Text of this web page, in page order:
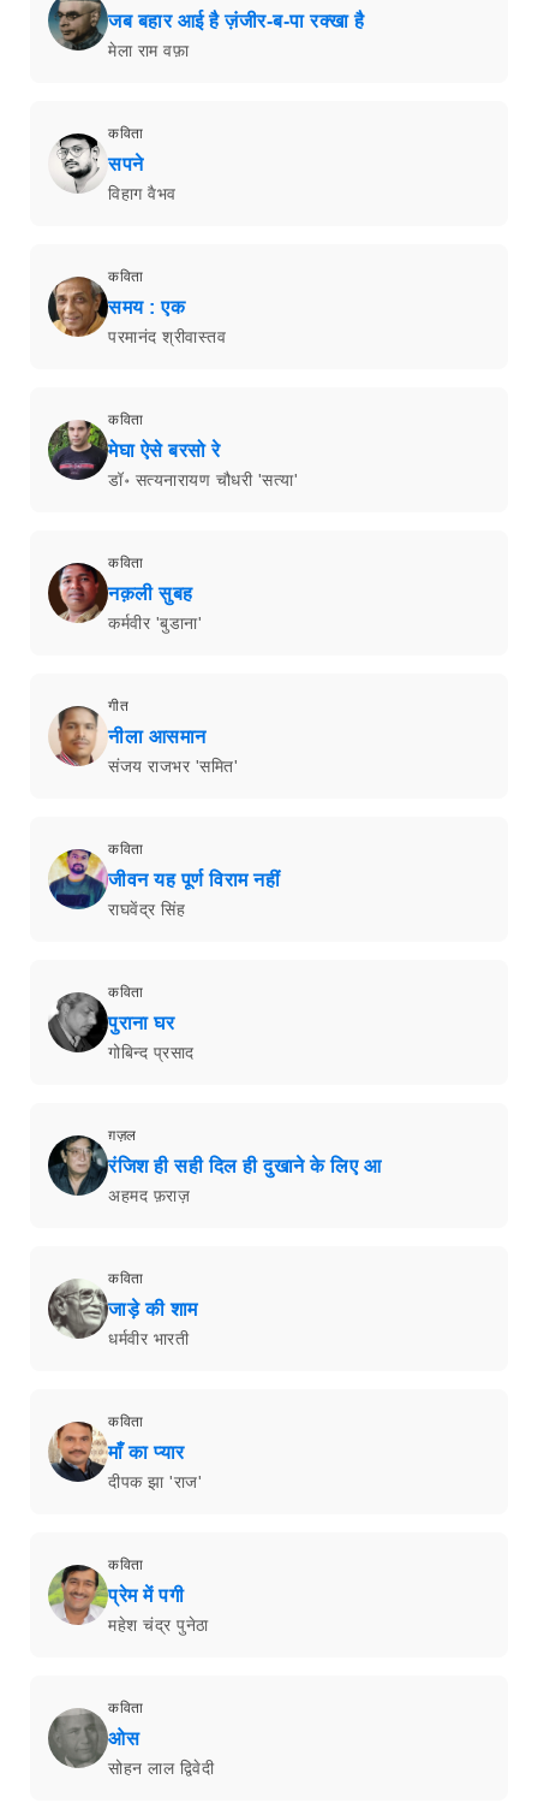
जब बहार आई है ज़ंजीर-ब-पा रक्खा है
मेला राम वफ़ा
कविता
सपने
विहाग वैभव
कविता
समय : एक
परमानंद श्रीवास्तव
कविता
मेघा ऐसे बरसो रे
डॉ॰ सत्यनारायण चौधरी 'सत्या'
कविता
नक़ली सुबह
कर्मवीर 'बुडाना'
गीत
नीला आसमान
संजय राजभर 'समित'
कविता
जीवन यह पूर्ण विराम नहीं
राघवेंद्र सिंह
कविता
पुराना घर
गोबिन्द प्रसाद
ग़ज़ल
रंजिश ही सही दिल ही दुखाने के लिए आ
अहमद फ़राज़
कविता
जाड़े की शाम
धर्मवीर भारती
कविता
माँ का प्यार
दीपक झा 'राज'
कविता
प्रेम में पगी
महेश चंद्र पुनेठा
कविता
ओस
सोहन लाल द्विवेदी